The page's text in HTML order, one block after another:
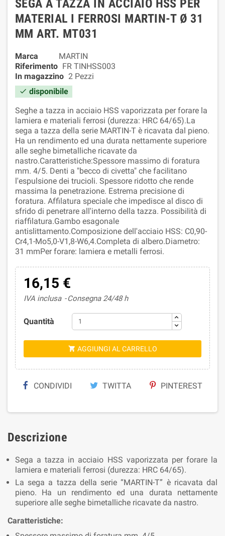
SEGA A TAZZA IN ACCIAIO HSS PER
MATERIAL I FERROSI MARTIN-T Ø 31
MM ART. MT031
Marca
MARTIN
Riferimento FR TINHSS003
In magazzino 2 Pezzi
 disponibile
Seghe a tazza in acciaio HSS vaporizzata per forare la
lamiera e materiali ferrosi (durezza: HRC 64/65).La
sega a tazza della serie MARTIN-T è ricavata dal pieno.
Ha un rendimento ed una durata nettamente superiore
alle seghe bimetalliche ricavate da
nastro.Caratteristiche:Spessore massimo di foratura
mm. 4/5. Denti a "becco di civetta" che facilitano
l'espulsione dei trucioli. Spessore ridotto che rende
massima la penetrazione. Estrema precisione di
foratura. Affilatura speciale che impedisce al disco di
sfrido di penetrare all'interno della tazza. Possibilità di
riaffilatura.Gambo esagonale
antislittamento.Composizione dell'acciaio HSS: C0,90-
Cr4,1-Mo5,0-V1,8-W6,4.Completa di albero.Diametro:
31 mmPer forare: lamiera e metalli ferrosi.
16,15 €
IVA inclusa Consegna 24/48 h
Quantità
 AGGIUNGI AL CARRELLO
CONDIVIDI TWITTA PINTEREST
Descrizione
Sega a tazza in acciaio HSS vaporizzata per forare la
lamiera e materiali ferrosi (durezza: HRC 64/65).
La sega a tazza della serie “MARTIN-T” è ricavata dal
pieno. Ha un rendimento ed una durata nettamente
superiore alle seghe bimetalliche ricavate da nastro.
Caratteristiche: